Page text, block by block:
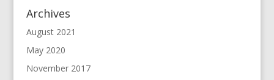
Archives
August 2021
May 2020
November 2017